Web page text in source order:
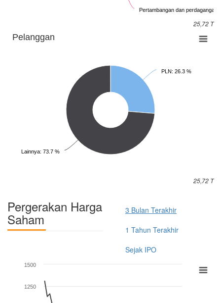
Pertambangan dan perdagangan
25,72 T
Pelanggan
PLN: 26.3 %
Lainnya: 73.7 %
25,72 T
Pergerakan Harga
Saham
3 Bulan Terakhir
1 Tahun Terakhir
Sejak IPO
1250
1500